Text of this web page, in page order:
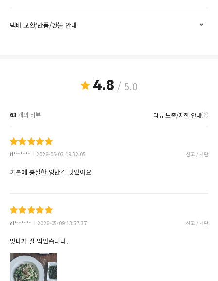
택배 교환/반품/환불 안내
4.8 / 5.0
63 개의 리뷰 리뷰 노출/제한 안내
tl******* 2026-06-03 19:32:05 신고 / 차단
기본에 충실한 양반김 맛있어요
cl******* 2026-05-09 13:57:37 신고 / 차단
맛나게 잘 먹었습니다.